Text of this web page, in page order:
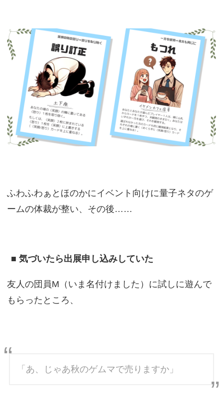
ふわふわぁとほのかにイベント向けに量子ネタのゲ
ームの体裁が整い、その後……
■ 気づいたら出展申し込みしていた
友人の団員M（いま名付けました）に試しに遊んで
もらったところ、
「あ、じゃあ秋のゲムマで売りますか」